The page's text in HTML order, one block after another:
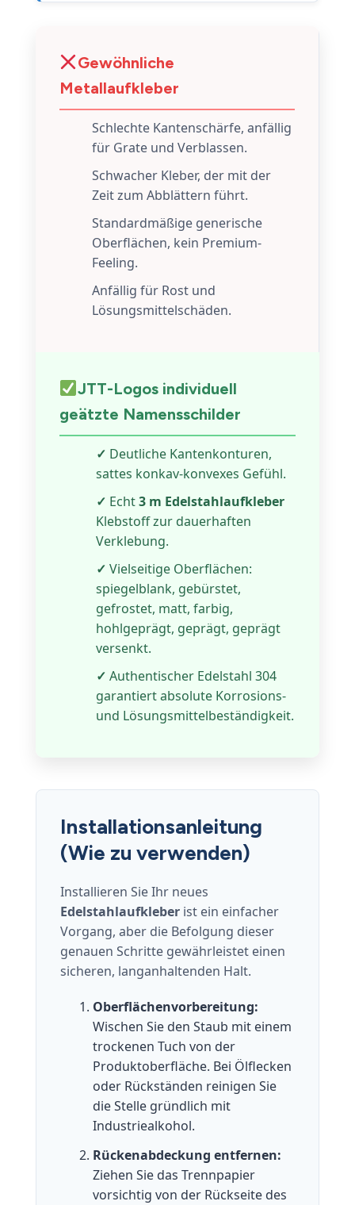
Gewöhnliche
Metallaufkleber
Schlechte Kantenschärfe, anfällig
für Grate und Verblassen.
Schwacher Kleber, der mit der
Zeit zum Abblättern führt.
Standardmäßige generische
Oberflächen, kein Premium-
Feeling.
Anfällig für Rost und
Lösungsmittelschäden.
JTT-Logos individuell
geätzte Namensschilder
✓ Deutliche Kantenkonturen,
sattes konkav-konvexes Gefühl.
✓ Echt3 m Edelstahlaufkleber
Klebstoff zur dauerhaften
Verklebung.
✓ Vielseitige Oberflächen:
spiegelblank, gebürstet,
gefrostet, matt, farbig,
hohlgeprägt, geprägt, geprägt
versenkt.
✓ Authentischer Edelstahl 304
garantiert absolute Korrosions-
und Lösungsmittelbeständigkeit.
Installationsanleitung
(Wie zu verwenden)
Installieren Sie Ihr neues
Edelstahlaufkleber ist ein einfacher
Vorgang, aber die Befolgung dieser
genauen Schritte gewährleistet einen
sicheren, langanhaltenden Halt.
Oberflächenvorbereitung:
Wischen Sie den Staub mit einem
trockenen Tuch von der
Produktoberfläche. Bei Ölflecken
oder Rückständen reinigen Sie
die Stelle gründlich mit
Industriealkohol.
Rückenabdeckung entfernen:
Ziehen Sie das Trennpapier
vorsichtig von der Rückseite des